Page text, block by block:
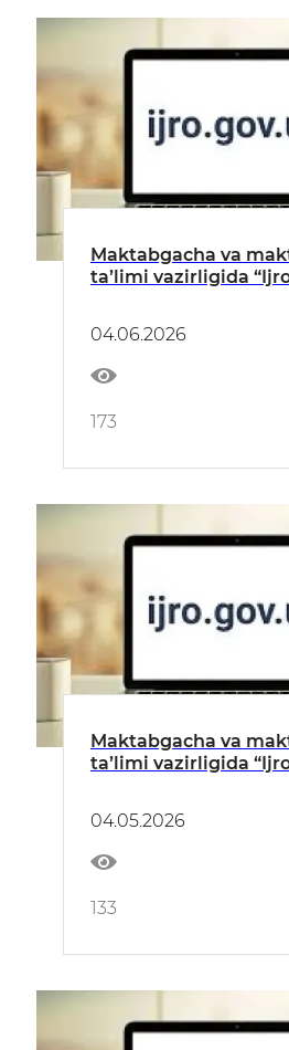
Maktabgacha va
taʼlimi vazirligida
MAʼLUMOT (MAY)
04.06.2026
173
Maktabgacha va
taʼlimi vazirligida
MAʼLUMOT (APREL)
04.05.2026
133